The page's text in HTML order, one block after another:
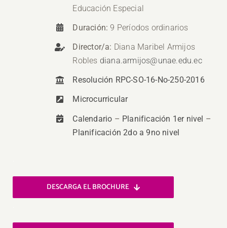
Educación Especial
Duración: 9 Períodos ordinarios
Director/a: Diana Maribel Armijos
Robles diana.armijos@unae.edu.ec
Resolución RPC-SO-16-No-250-2016
Microcurricular
Calendario – Planificación 1er nivel –
Planificación 2do a 9no nivel
DESCARGA EL BROCHURE